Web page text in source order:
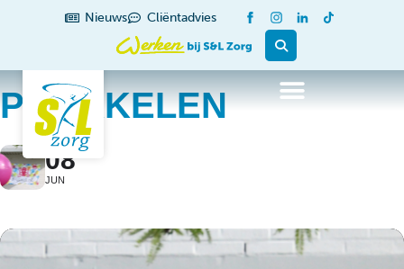
Nieuws Cliëntadvies
PROKKELEN
08
JUN